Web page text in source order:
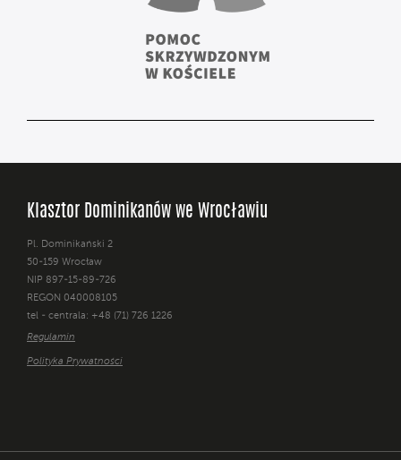
Klasztor Dominikanów we Wrocławiu
Pl. Dominikański 2
50-159 Wrocław
NIP 897-15-89-726
REGON 040008105
tel - centrala: +48 (71) 726 1226
Regulamin
Polityka Prywatności